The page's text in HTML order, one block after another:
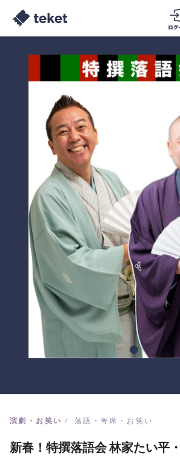
演劇・お笑い 落語・寄席・お笑い
新春！特撰落語会 林家たい平